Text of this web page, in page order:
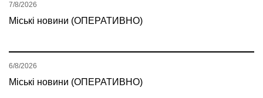
Міські новини (ОПЕРАТИВНО)
7/8/2026
Міські новини (ОПЕРАТИВНО)
6/8/2026